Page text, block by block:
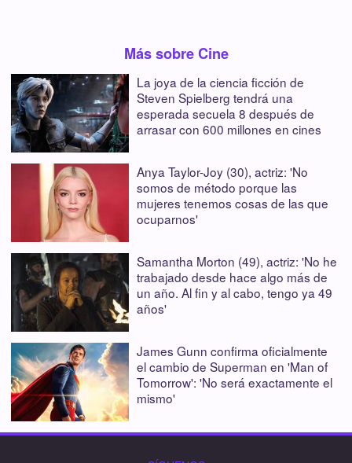
Más sobre Cine
La joya de la ciencia ficción de
Steven Spielberg tendrá una
esperada secuela 8 después de
arrasar con 600 millones en cines
Anya Taylor-Joy (30), actriz: 'No
somos de método porque las
mujeres tenemos cosas de las que
ocuparnos'
Samantha Morton (49), actriz: 'No he
trabajado desde hace algo más de
un año. Al fin y al cabo, tengo ya 49
años'
James Gunn confirma oficialmente
el cambio de Superman en 'Man of
Tomorrow': 'No será exactamente el
mismo'